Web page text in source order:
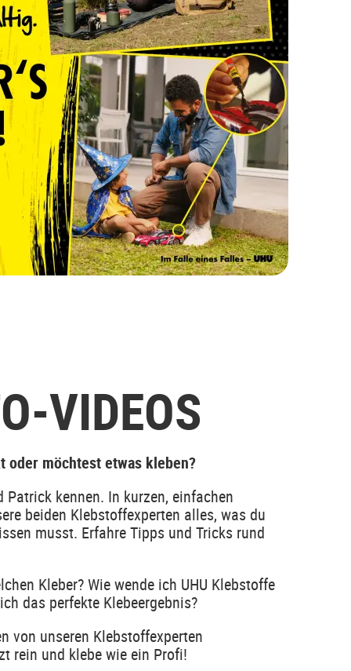
VIDEOS
oder möchtest etwas kleben?
Patrick kennen. In kurzen, einfachen
beiden Klebstoffexperten alles, was du
musst. Erfahre Tipps und Tricks rund
Kleber? Wie wende ich UHU Klebstoffe
das perfekte Klebeergebnis?
von unseren Klebstoffexperten
rein und klebe wie ein Profi!